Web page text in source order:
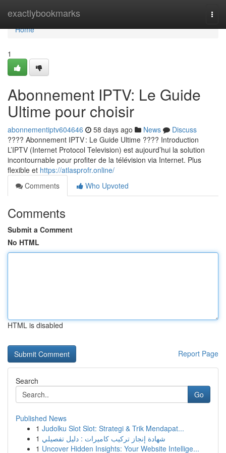
exactlybookmarks
Home
Home
1
Abonnement IPTV: Le Guide
Ultime pour choisir
abonnementiptv604646 58 days ago News
Discuss
???? Abonnement IPTV : Le Guide Ultime ???? Introduction
L’IPTV (Internet Protocol Television) est aujourd’hui la solution
incontournable pour profiter de la télévision via Internet. Plus
flexible et https://atlasprofr.online/
Comments
Who Upvoted
Comments
Submit a Comment
No HTML
HTML is disabled
Report Page
Search
Go
Published News
1 Judolku Slot Slot: Strategi & Trik Mendapat...
1 شهادة إنجاز تركيب كاميرات : دليل تفصيلي
1 Uncover Hidden Insights: Your Website Intellige...